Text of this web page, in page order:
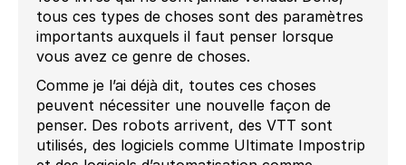
tous ces types de choses sont des paramètres
importants auxquels il faut penser lorsque
vous avez ce genre de choses.
Comme je l’ai déjà dit, toutes ces choses
peuvent nécessiter une nouvelle façon de
penser. Des robots arrivent, des VTT sont
utilisés, des logiciels comme Ultimate Impostrip